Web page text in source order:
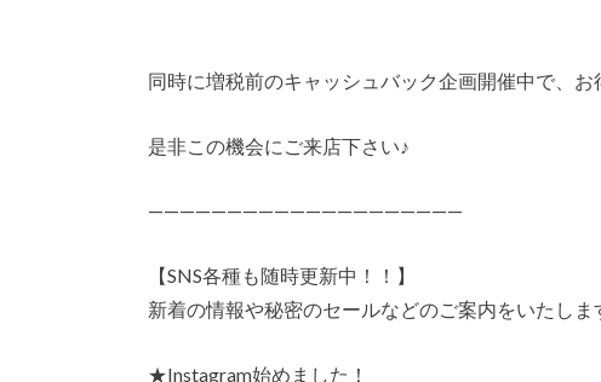
同時に増税前のキャッシュバック企画開催中で、お
是非この機会にご来店下さい♪
————————————————————
【SNS各種も随時更新中！！】
新着の情報や秘密のセールなどのご案内をいたしま
★Instagram始めました！